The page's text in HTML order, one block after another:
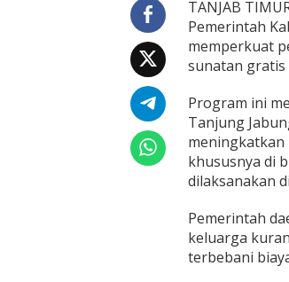
i
m
u
r
G
l
r
P
r
o
r
a
m
S
TANJAB
Pemerintah
memperkuat
sunatan gratis
Program ini
Tanjung
meningkatkan
khususnya di
dilaksanakan
Pemerintah
keluarga
terbebani